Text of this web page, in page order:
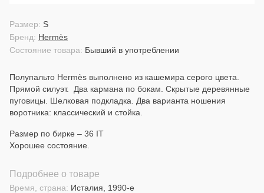
Состояние товара: Бывший в употреблении
Бренд: Hermès
Размер: S
Полупальто Hermès выполнено из кашемира серого цвета.
Прямой силуэт. Два кармана по бокам. Скрытые деревянные
пуговицы. Шелковая подкладка. Два варианта ношения
воротника: классический и стойка.
Размер по бирке – 36 IT
Хорошее состояние.
Подробнее о товаре
Время, страна: Исталия, 1990-е